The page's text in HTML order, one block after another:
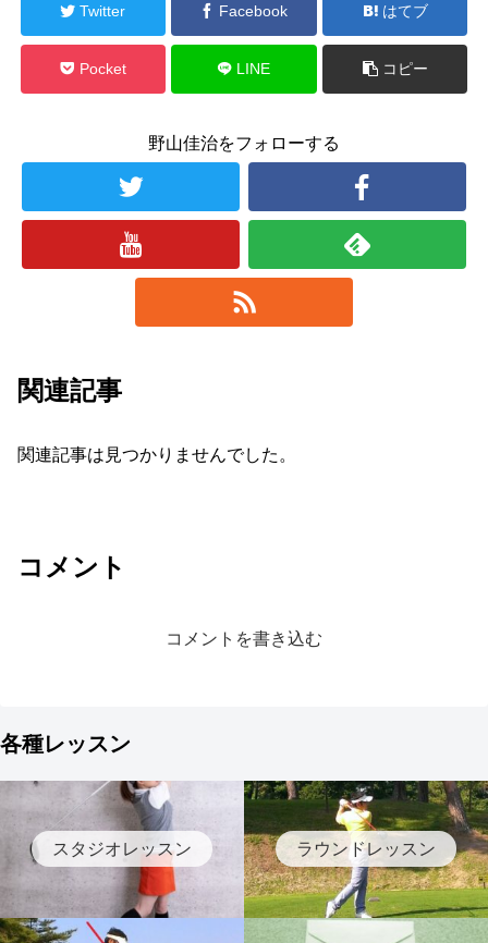
Twitter Facebook はてブ
Pocket LINE コピー
野山佳治をフォローする
関連記事
関連記事は見つかりませんでした。
コメント
コメントを書き込む
各種レッスン
スタジオレッスン ラウンドレッスン